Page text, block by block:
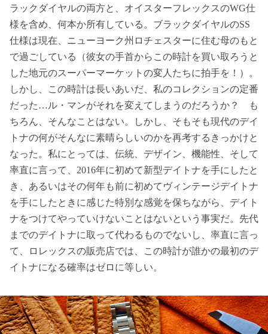
ラックダイヤルの両方と、オイスターフレックスのWG仕
様を含め、何本か所有している。ブラックダイヤルのSS
仕様は現在、ニューヨーク州ロチェスターに住む母のもと
で過ごしている（彼女の手首からこの時計を買い取ろうと
した地元のスーパーマーケットの変人たちに拍手を！）。
しかし、この時計は長いあいだ、私のコレクションの定番
だった…ル・マンがそれを変えてしまうのだろうか？ も
ちろん、そんなことはない。しかし、そもそも現代のデイ
トナの何がそんなに素晴らしいのかを再考するきっかけと
なった。私にとっては、伝統、デザイン、機能性、そして
率直に言って、2016年に初めて新型デイトナを手にしたと
き、あるいはその何年も前に初めてヴィンテージデイトナ
を手にしたときに感じた特別な感覚を保ちながら、デイト
ナをつけてやっていけないことはないという事実だ。先代
までのデイトナに取って代わるものでないし、率直に言っ
て、ロレックスの販売店では、この時計が誰かの最初のデ
イトナになる確率はゼロに等しい。